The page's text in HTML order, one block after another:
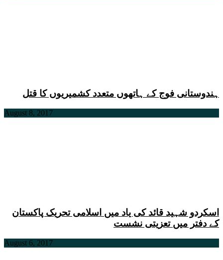
ہندوستانی فوج کے ہاتھوں متعدد کشمیریوں کا قتل
August 8, 2017
اسکردو شہید قائد کی یاد میں اسلامی تحریک پاکستان
کے دفتر میں تعزیتی نشست
August 6, 2017